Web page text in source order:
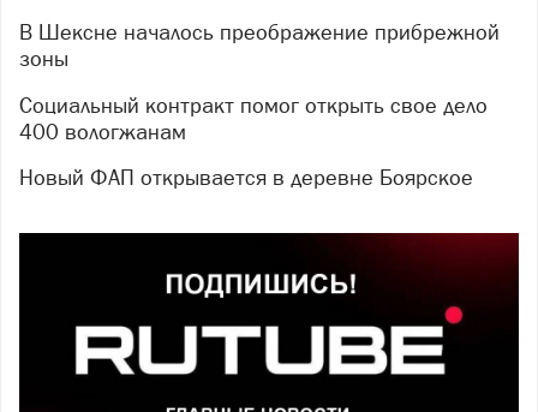
В Шексне началось преображение прибрежной
зоны
Социальный контракт помог открыть свое дело
400 вологжанам
Новый ФАП открывается в деревне Боярское